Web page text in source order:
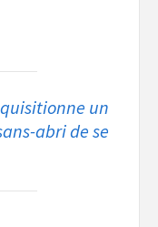
un
abri de se